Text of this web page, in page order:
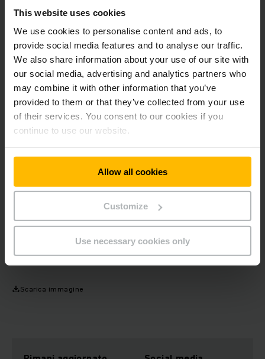
This website uses cookies
We use cookies to personalise content and ads, to
provide social media features and to analyse our traffic.
We also share information about your use of our site with
our social media, advertising and analytics partners who
may combine it with other information that you’ve
provided to them or that they’ve collected from your use
of their services. You consent to our cookies if you
continue to use our website.
Allow all cookies
Customize
Use necessary cookies only
nostro pianeta per le generazioni future.
In quanto azienda di intralogistica che opera su scala
globale, Jungheinrich ritiene di doversi impegnare dal punto
di vista sociale, ambientale ed economico. Ed è per questo
che la nostra idea di sostenibilità è alla base di tutto quello
che facciamo, bilanciando con successo una crescita
redditizia con attenzioni sociali e ambientali.
sostenibile e si concentra, in particolare, sullaprotezione
produzione sostenibile
innovativa
Inoltre, in qualità di "Sustainability Enabler", l'azienda
contribuisce alla trasformazione sostenibile
dell'intralogistica con i suoiprodotti ad alta efficienza
degli obiettivi climatici.
Scarica immagine